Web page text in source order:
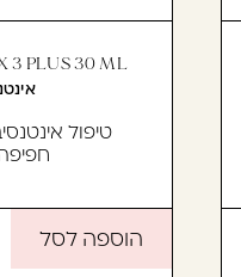
טיפול
הוספה לסל